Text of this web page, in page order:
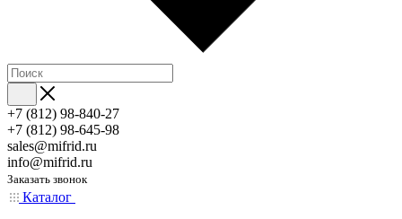
+7 (812) 98-840-27
+7 (812) 98-645-98
sales@mifrid.ru
info@mifrid.ru
Заказать звонок
Каталог